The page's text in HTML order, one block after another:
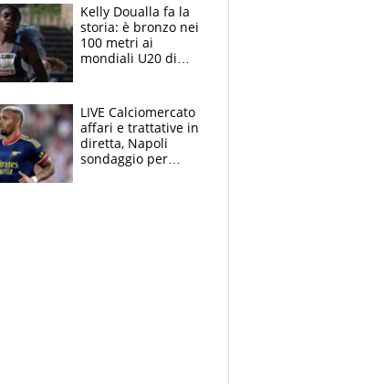
Kelly Doualla fa la
storia: è bronzo nei
100 metri ai
mondiali U20 di
con una gran finale"
LIVE Calciomercato
affari e trattative in
diretta, Napoli
sondaggio per